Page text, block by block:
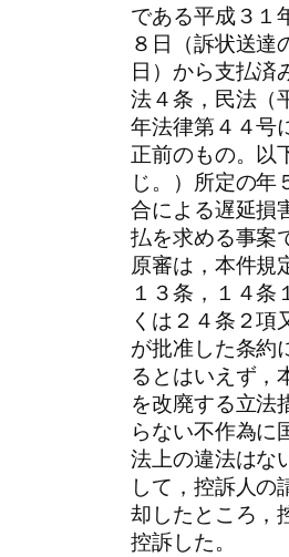
である平成３１
８日（訴状送達
日）から支払済
法４条，民法（
年法律第４４号
正前のもの。以
じ。）所定の年
合による遅延損
払を求める事案
原審は，本件規
１３条，１４条
くは２４条２項
が批准した条約
るとはいえず，
を改廃する立法
らない不作為に
法上の違法はな
して，控訴人の
却したところ，
控訴した。